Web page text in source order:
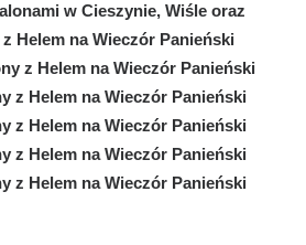
w Cieszynie, Wiśle oraz
Helem na Wieczór Panieński
z Helem na Wieczór Panieński
z Helem na Wieczór Panieński
z Helem na Wieczór Panieński
z Helem na Wieczór Panieński
z Helem na Wieczór Panieński